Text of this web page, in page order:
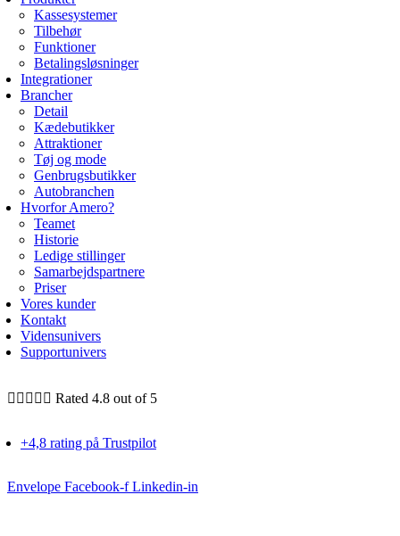
Kassesystemer
Tilbehør
Funktioner
Betalingsløsninger
Integrationer
Brancher
Detail
Kædebutikker
Attraktioner
Tøj og mode
Genbrugsbutikker
Autobranchen
Hvorfor Amero?
Teamet
Historie
Ledige stillinger
Samarbejdspartnere
Priser
Vores kunder
Kontakt
Vidensunivers
Supportunivers
     Rated 4.8 out of 5
+4,8 rating på Trustpilot
Envelope Facebook-f Linkedin-in